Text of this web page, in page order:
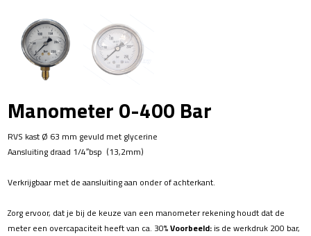
Manometer 0-400 Bar
RVS kast Ø 63 mm gevuld met glycerine
Aansluiting draad 1/4″bsp (13,2mm)
Verkrijgbaar met de aansluiting aan onder of achterkant.
Zorg ervoor, dat je bij de keuze van een manometer rekening houdt dat de
meter een overcapaciteit heeft van ca. 30%Voorbeeld: is de werkdruk 200 bar,